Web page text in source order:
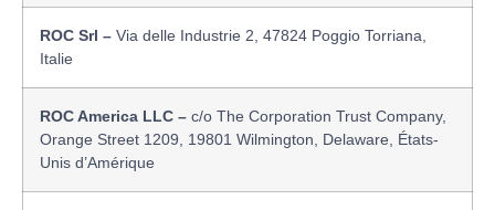
ROC Srl – Via delle Industrie 2, 47824 Poggio Torriana,
Italie
ROC America LLC – c/o The Corporation Trust Company,
Orange Street 1209, 19801 Wilmington, Delaware, États-
Unis d’Amérique